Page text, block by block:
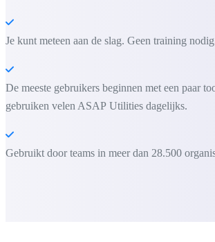
Je kunt meteen aan de slag. Geen training
De meeste gebruikers beginnen met een paar
gebruiken velen ASAP Utilities dagelijks.
Gebruikt door teams in meer dan 28.500